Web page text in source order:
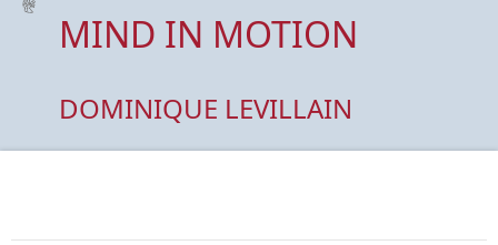
MIND IN MOTION
DOMINIQUE LEVILLAIN